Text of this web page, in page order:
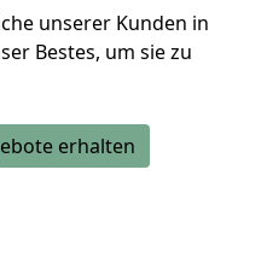
unserer Kunden in
Bestes, um sie zu
erhalten